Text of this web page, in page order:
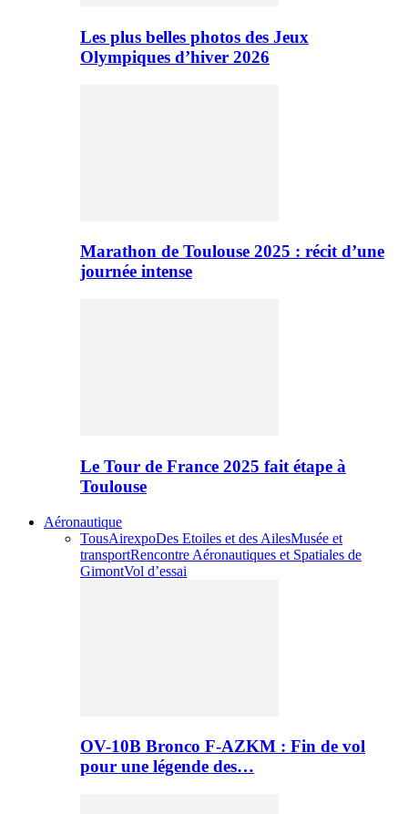
Les plus belles photos des Jeux
Olympiques d’hiver 2026
Marathon de Toulouse 2025 : récit d’une
journée intense
Le Tour de France 2025 fait étape à
Toulouse
Aéronautique
TousAirexpoDes Etoiles et des AilesMusée et
transportRencontre Aéronautiques et Spatiales de
GimontVol d’essai
OV-10B Bronco F-AZKM : Fin de vol
pour une légende des…